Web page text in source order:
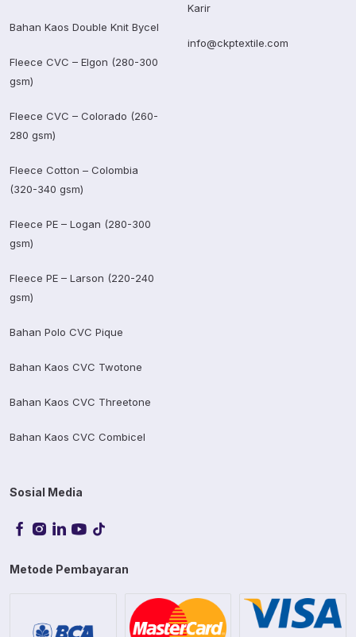
Bahan Kaos Double Knit Bycel
Fleece CVC – Elgon (280-300
gsm)
Fleece CVC – Colorado (260-
280 gsm)
Fleece Cotton – Colombia
(320-340 gsm)
Fleece PE – Logan (280-300
gsm)
Fleece PE – Larson (220-240
gsm)
Bahan Polo CVC Pique
Bahan Kaos CVC Twotone
Bahan Kaos CVC Threetone
Bahan Kaos CVC Combicel
Karir
info@ckptextile.com
Sosial Media
Metode Pembayaran